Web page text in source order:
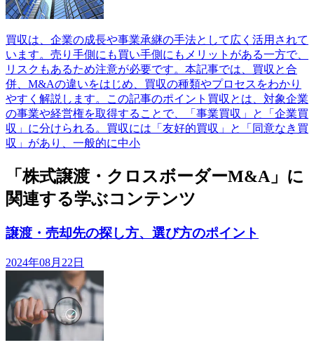
買収は、企業の成長や事業承継の手法として広く活用されて
います。売り手側にも買い手側にもメリットがある一方で、
リスクもあるため注意が必要です。本記事では、買収と合
併、M&Aの違いをはじめ、買収の種類やプロセスをわかり
やすく解説します。この記事のポイント買収とは、対象企業
の事業や経営権を取得することで、「事業買収」と「企業買
収」に分けられる。買収には「友好的買収」と「同意なき買
収」があり、一般的に中小
「株式譲渡・クロスボーダーM&A」に
関連する学ぶコンテンツ
譲渡・売却先の探し方、選び方のポイント
2024年08月22日